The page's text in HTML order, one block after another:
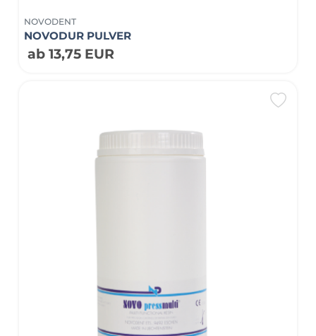
NOVODENT
NOVODUR PULVER
ab 13,75 EUR